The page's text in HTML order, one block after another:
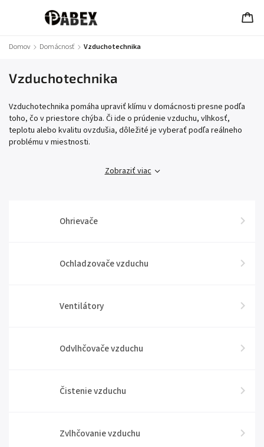
Domov / Domácnosť / Vzduchotechnika
Vzduchotechnika
Vzduchotechnika pomáha upraviť klímu v domácnosti presne podľa
toho, čo v priestore chýba. Či ide o prúdenie vzduchu, vlhkosť,
teplotu alebo kvalitu ovzdušia, dôležité je vyberať podľa reálneho
problému v miestnosti.
Zobraziť viac
Ohrievače
Ochladzovače vzduchu
Ventilátory
Odvlhčovače vzduchu
Čistenie vzduchu
Zvlhčovanie vzduchu